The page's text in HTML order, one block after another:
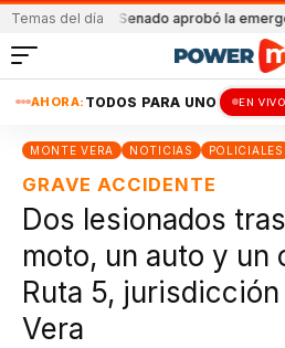
Temas del día
feEl Senado aprobó la emergencia
AHORA: TODOS PARA UNO EN VIVO
MONTE VERA NOTICIAS POLICIALES
GRAVE ACCIDENTE
Dos lesionados
moto, un auto y un
Ruta 5,
Vera